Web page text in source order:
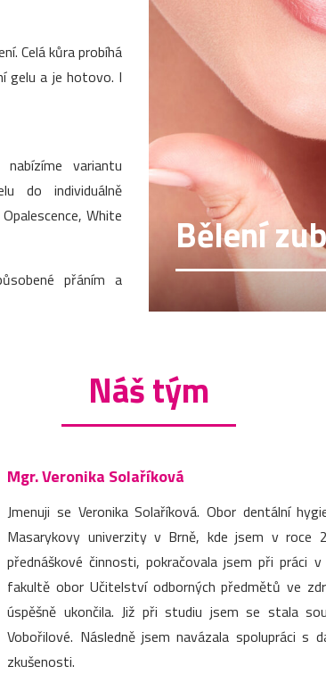
Celá kůra probíhá
gelu a je hotovo. I
variantu
do individuálně
White
přáním a
Bělení
Náš tým
Mgr. Veronika Solaříková
Jmenuji se Veronika Solaříková. Obor dentální
Masarykovy univerzity v Brně, kde jsem v roce
přednáškové činnosti, pokračovala jsem při práci
fakultě obor Učitelství odborných předmětů ve
úspěšně ukončila. Již při studiu jsem se stala
Vobořilové. Následně jsem navázala spolupráci s
zkušenosti.